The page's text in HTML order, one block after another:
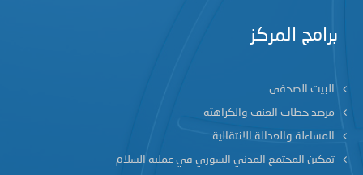
برامج المركز
البيت الصحفي
مرصد خطاب العنف والكراهيّة
المساءلة والعدالة الانتقالية
تمكين المجتمع المدني السوري في عملية السلام